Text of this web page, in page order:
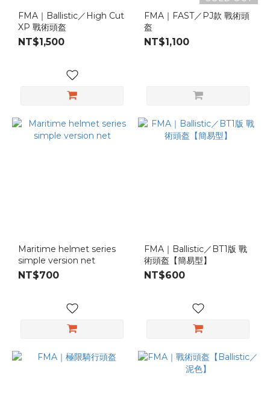
FMA｜Ballistic／High Cut
XP 戰術頭盔
NT$1,500
FMA｜FAST／PJ款 戰術頭
盔
NT$1,100
Maritime helmet series
simple version net
NT$700
FMA｜Ballistic／BT1版 戰
術頭盔【簡易型】
NT$600